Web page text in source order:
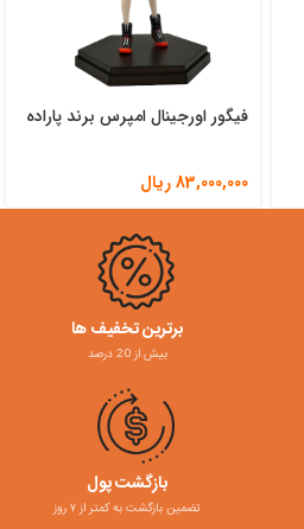
فیگور اورجینال امپرس برند پاراده
83,000,000ریال
برترین تخفیف ها
بیش از 20 درصد
بازگشت پول
تضمین بازگشت به کمتر از ۷ روز